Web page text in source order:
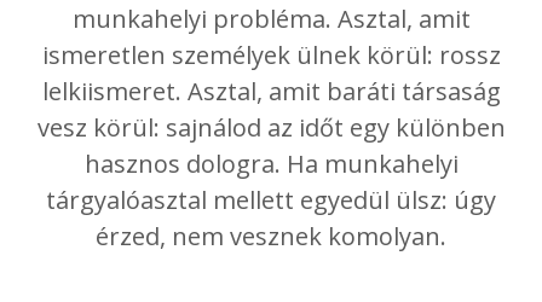
munkahelyi probléma. Asztal, amit
ismeretlen személyek ülnek körül: rossz
lelkiismeret. Asztal, amit baráti társaság
vesz körül: sajnálod az időt egy különben
hasznos dologra. Ha munkahelyi
tárgyalóasztal mellett egyedül ülsz: úgy
érzed, nem vesznek komolyan.